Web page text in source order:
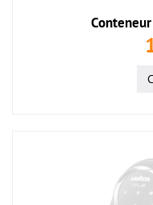
Conteneur